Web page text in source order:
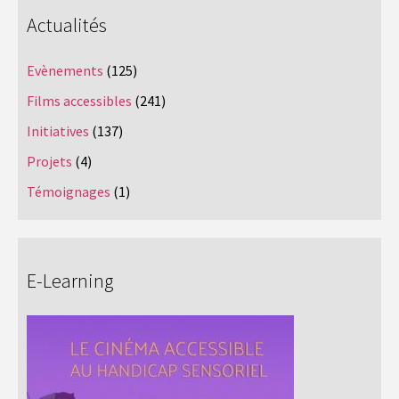
Actualités
Evènements (125)
Films accessibles (241)
Initiatives (137)
Projets (4)
Témoignages (1)
E-Learning